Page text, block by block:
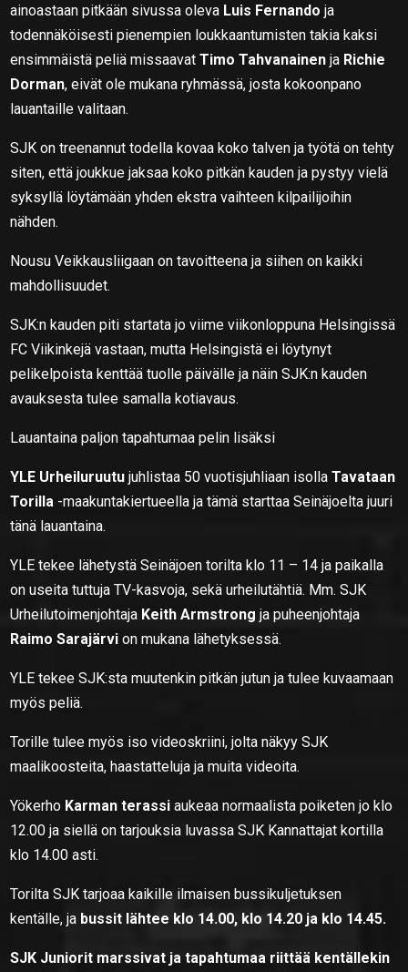
ainoastaan pitkään sivussa oleva Luis Fernando ja
todennäköisesti pienempien loukkaantumisten takia kaksi
ensimmäistä peliä missaavatTimo Tahvanainen ja Richie
Dorman, eivät ole mukana ryhmässä, josta kokoonpano
lauantaille valitaan.
SJK on treenannut todella kovaa koko talven ja työtä on tehty
siten, että joukkue jaksaa koko pitkän kauden ja pystyy vielä
syksyllä löytämään yhden ekstra vaihteen kilpailijoihin
nähden.
Nousu Veikkausliigaan on tavoitteena ja siihen on kaikki
mahdollisuudet.
SJK:n kauden piti startata jo viime viikonloppuna Helsingissä
FC Viikinkejä vastaan, mutta Helsingistä ei löytynyt
pelikelpoista kenttää tuolle päivälle ja näin SJK:n kauden
avauksesta tulee samalla kotiavaus.
Lauantaina paljon tapahtumaa pelin lisäksi
YLE Urheiluruutu juhlistaa 50 vuotisjuhliaan isollaTavataan
Torilla -maakuntakiertueella ja tämä starttaa Seinäjoelta juuri
tänä lauantaina.
YLE tekee lähetystä Seinäjoen torilta klo 11 – 14 ja paikalla
on useita tuttuja TV-kasvoja, sekä urheilutähtiä. Mm. SJK
Urheilutoimenjohtaja Keith Armstrong ja puheenjohtaja
Raimo Sarajärvi on mukana lähetyksessä.
YLE tekee SJK:sta muutenkin pitkän jutun ja tulee kuvaamaan
myös peliä.
Torille tulee myös iso videoskriini, jolta näkyy SJK
maalikoosteita, haastatteluja ja muita videoita.
Yökerho Karman terassi aukeaa normaalista poiketen jo klo
12.00 ja siellä on tarjouksia luvassa SJK Kannattajat kortilla
klo 14.00 asti.
Torilta SJK tarjoaa kaikille ilmaisen bussikuljetuksen
kentälle, ja bussit lähtee klo 14.00, klo 14.20 ja klo 14.45.
SJK Juniorit marssivat ja tapahtumaa riittää kentällekin